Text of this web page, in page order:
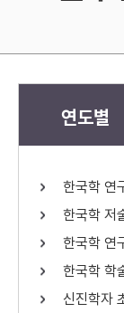
연도별
한국학 연
한국학 저
한국학 연
한국학 학
신진학자